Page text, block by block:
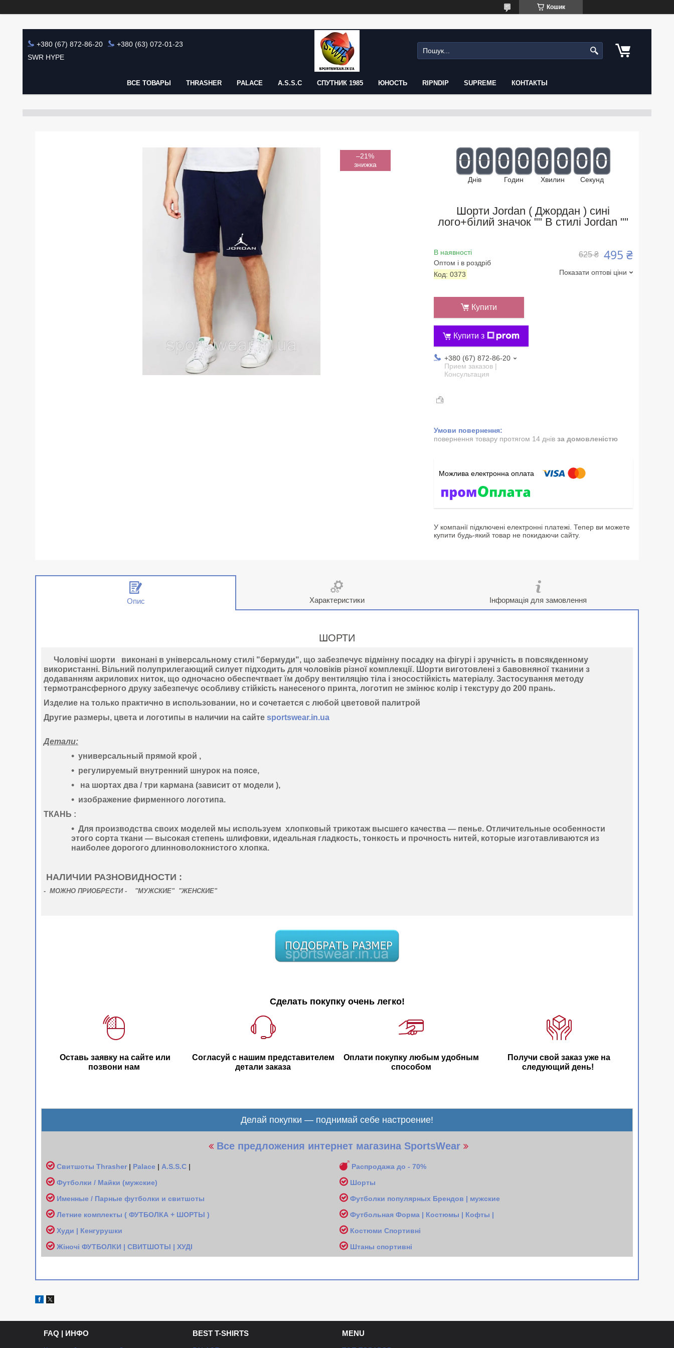
Кошик
+380 (67) 872-86-20
+380 (63) 072-01-23
SWR HYPE
ВСЕ ТОВАРЫ THRASHER PALACE A.S.S.C СПУТНИК 1985 ЮНОСТЬ RIPNDIP SUPREME КОНТАКТЫ
–21% 0 0
Днів
0 0
Годин
0 0
Хвилин
0 0
Секунд
Шорти Jordan ( Джордан ) сині
лого+білий значок "" В стилі Jordan ""
В наявності
Оптом і в роздріб
Код: 0373
625 ₴ 495 ₴
Показати оптові ціни
Купити
Купити з
+380 (67) 872-86-20
Прием заказов |
Консультация
повернення товару протягом 14 днів за домовленістю
У компанії підключені електронні платежі. Тепер ви можете
купити будь-який товар не покидаючи сайту.
Опис Характеристики Інформація для замовлення
ШОРТИ
Чоловічі шорти виконані в універсальному стилі "бермуди", що забезпечує відмінну посадку на фігурі і зручність в повсякденному
використанні. Вільний полуприлегающий силует підходить для чоловіків різної комплекції. Шорти виготовлені з бавовняної тканини з
додаванням акрилових ниток, що одночасно обеспечтвает їм добру вентиляцію тіла і зносостійкість матеріалу. Застосування методу
термотрансферного друку забезпечує особливу стійкість нанесеного принта, логотип не змінює колір і текстуру до 200 прань.
Изделие на только практично в использовании, но и сочетается с любой цветовой палитрой
Другие размеры, цвета и логотипы в наличии на сайте sportswear.in.ua
Детали:
универсальный прямой крой ,
регулируемый внутренний шнурок на поясе,
на шортах два / три кармана (зависит от модели ),
изображение фирменного логотипа.
ТКАНЬ :
Для производства своих моделей мы используем хлопковый трикотаж высшего качества — пенье. Отличительные особенности
этого сорта ткани — высокая степень шлифовки, идеальная гладкость, тонкость и прочность нитей, которые изготавливаются из
наиболее дорогого длинноволокнистого хлопка.
НАЛИЧИИ РАЗНОВИДНОСТИ :
- МОЖНО ПРИОБРЕСТИ - "МУЖСКИЕ" "ЖЕНСКИЕ"
Сделать покупку очень легко!
Оставь заявку на сайте или
позвони нам
Согласуй с нашим представителем
детали заказа
Оплати покупку любым удобным
способом
Получи свой заказ уже на
следующий день!
Делай покупки — поднимай себе настроение!
Все предложения интернет магазина SportsWear
Свитшоты Thrasher | Palace | A.S.S.C |
Распродажа до - 70%
Футболки / Майки (мужские)
Шорты
Именные / Парные футболки и свитшоты
Футболки популярных Брендов | мужские
Летние комплекты ( ФУТБОЛКА + ШОРТЫ )
Футбольная Форма | Костюмы | Кофты |
Худи | Кенгурушки
Костюми Спортивні
Жіночі ФУТБОЛКИ | СВИТШОТЫ | ХУДІ Штаны спортивні
FAQ | ИНФО BEST T-SHIRTS MENU